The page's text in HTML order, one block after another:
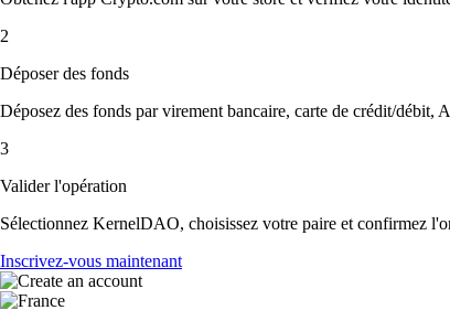
2
Déposer des fonds
Déposez des fonds par virement bancaire, carte de crédit/
3
Valider l'opération
Sélectionnez KernelDAO, choisissez votre paire et confirmez
Inscrivez-vous maintenant